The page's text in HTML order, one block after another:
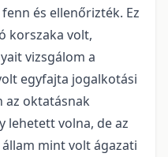
és ellenőrizték. Ez
korszaka volt,
vizsgálom a
egyfajta jogalkotási
az oktatásnak
lehetett volna, de az
mint volt ágazati